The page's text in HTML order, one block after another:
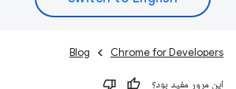
Chrome for Developers
Blog
این مرور مفید بود؟